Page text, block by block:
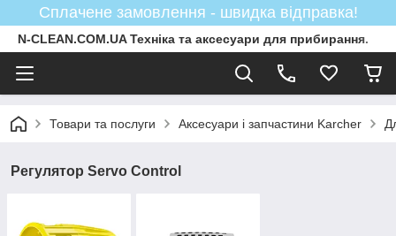
Сплачене замовлення - швидка відправка!
N-CLEAN.COM.UA Техніка та аксесуари для прибирання.
Товари та послуги Аксесуари і запчастини Karcher
Регулятор Servo Control